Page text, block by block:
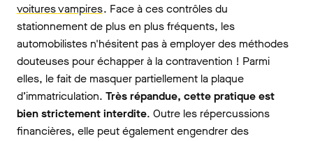
voitures vampires. Face à ces contrôles du
stationnement de plus en plus fréquents, les
automobilistes n'hésitent pas à employer des méthodes
douteuses pour échapper à la contravention ! Parmi
elles, le fait de masquer partiellement la plaque
d’immatriculation. Très répandue, cette pratique est
bien strictement interdite. Outre les répercussions
financières, elle peut également engendrer des